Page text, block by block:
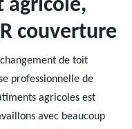
agricole,
couverture
de toit
professionnelle de
agricoles est
avec beaucoup